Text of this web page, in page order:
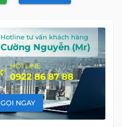
Hotline tư vấn khách hàng
Cường Nguyễn (Mr)
HOTLINE
0922 86 87 88
GỌI NGAY